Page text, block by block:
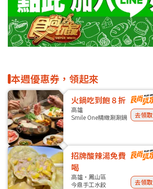
本週優惠券，領起來
火鍋吃到飽８折
高雄
Smile One精緻涮涮鍋
去領取
招牌酸辣湯免費
喝
高雄・鳳山區
今鼎手工水餃
去領取